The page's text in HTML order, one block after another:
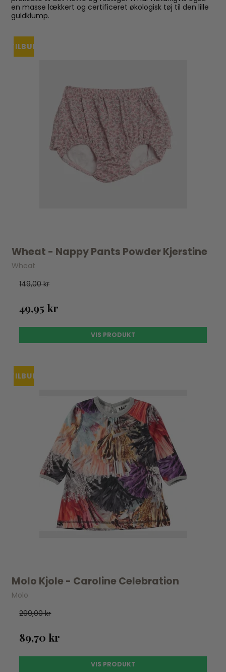
en masse lækkert og certificeret økologisk tøj til den lille
guldklump.
TILBUDUDSOLGT
Wheat - Nappy Pants Powder Kjerstine
Wheat
149,00 kr
49,95 kr
VIS PRODUKT
TILBUD
Molo Kjole - Caroline Celebration
Molo
299,00 kr
89,70 kr
VIS PRODUKT